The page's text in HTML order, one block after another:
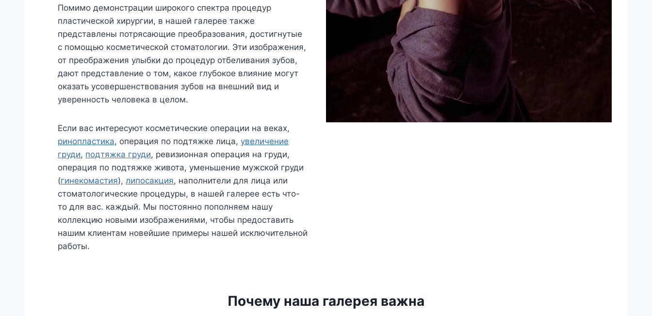
Помимо демонстрации широкого спектра процедур
пластической хирургии, в нашей галерее также
представлены потрясающие преобразования, достигнутые
с помощью косметической стоматологии. Эти изображения,
от преображения улыбки до процедур отбеливания зубов,
дают представление о том, какое глубокое влияние могут
оказать усовершенствования зубов на внешний вид и
уверенность человека в целом.
Если вас интересуют косметические операции на веках,
ринопластика, операция по подтяжке лица, увеличение
груди, подтяжка груди, ревизионная операция на груди,
операция по подтяжке живота, уменьшение мужской груди
(гинекомастия), липосакция, наполнители для лица или
стоматологические процедуры, в нашей галерее есть что-
то для вас. каждый. Мы постоянно пополняем нашу
коллекцию новыми изображениями, чтобы предоставить
нашим клиентам новейшие примеры нашей исключительной
работы.
Почему наша галерея важна